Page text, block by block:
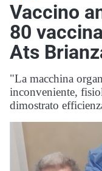
Vaccino
80
Ats
"La macchina
inconveniente,
dimostrato